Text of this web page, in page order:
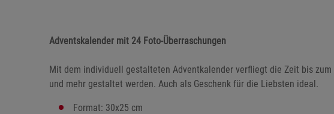
Adventskalender mit 24 Foto-Überraschungen
Mit dem individuell gestalteten Adventkalender verfliegt die Zeit bis
und mehr gestaltet werden. Auch als Geschenk für die Liebsten ideal.
Format: 30x25 cm